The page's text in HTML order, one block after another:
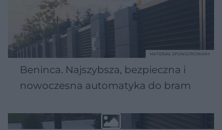
Beninca. Najszybsza, bezpieczna i
nowoczesna automatyka do bram
MATERIAŁ SPONSOROWANY